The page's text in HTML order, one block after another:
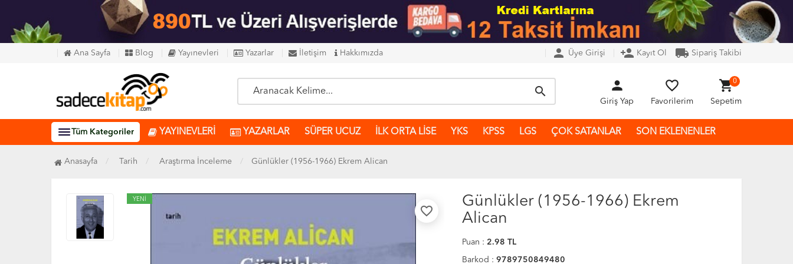
Ana Sayfa Blog Yayınevleri Yazarlar İletişim Hakkımızda person Üye Girişi person_add Kayıt Ol local_shipping Sipariş Takibi
search person
Giriş Yap
favorite_border
Favorilerim
shopping_cart0
Sepetim
Tüm Kategoriler YAYINEVLERİ YAZARLAR SÜPER UCUZ İLK ORTA LİSE YKS KPSS LGS ÇOK SATANLAR SON EKLENENLER
Anasayfa Tarih Araştırma İnceleme Günlükler (1956-1966) Ekrem Alican
YENİ
favorite_border
Günlükler (1956-1966) Ekrem
Alican
Puan : 2.98 TL
Barkod : 9789750849480